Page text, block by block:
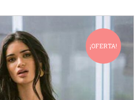
¡OFERTA!